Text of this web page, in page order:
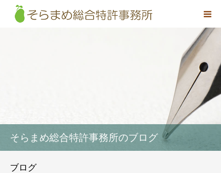
そらまめ総合特許事務所のブログ
ブログ
料金